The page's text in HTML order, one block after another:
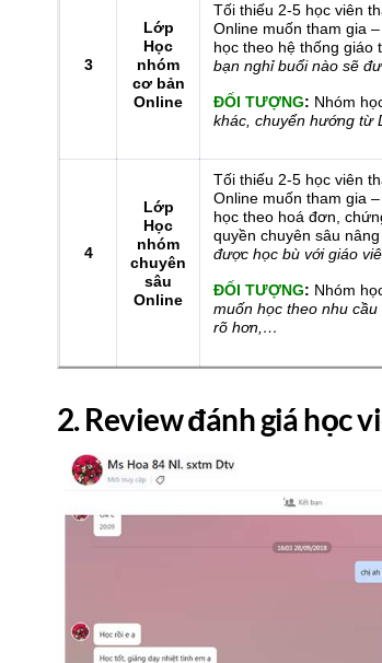
3
Lớp
Học
nhóm
cơ bản
Online
Tối thiếu 2-5 học viên
Online muốn tham gia
học theo hệ thống giáo
bạn nghỉ buổi nào sẽ
ĐỐI TƯỢNG: Nhóm
khác, chuyển hướng từ
4
Lớp
Học
nhóm
chuyên
sâu
Online
Tối thiếu 2-5 học viên
Online muốn tham gia
học theo hoá đơn,
quyền chuyên sâu
được học bù với giáo
ĐỐI TƯỢNG: Nhóm
muốn học theo nhu
rõ hơn,…
2. Review đánh giá học